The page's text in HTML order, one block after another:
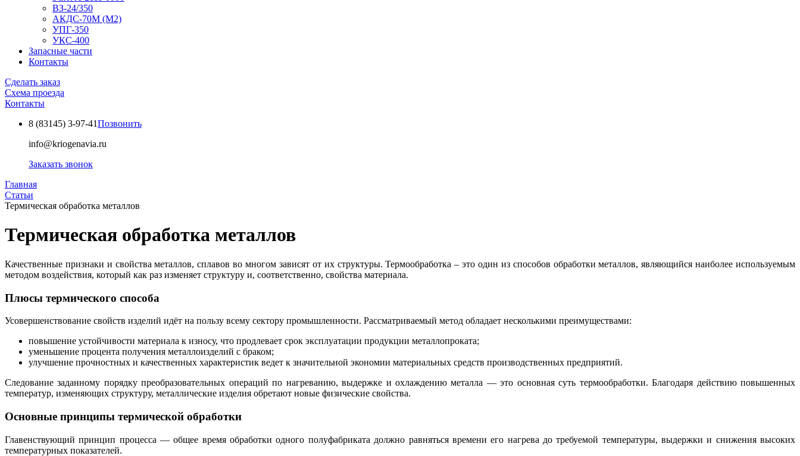
ВЗ-24/350
АКДС-70М (М2)
УПГ-350
УКС-400
Запасные части
Контакты
Сделать заказ
Схема проезда
Контакты
8 (83145) 3-97-41Позвонить
info@kriogenavia.ru
Заказать звонок
Главная
Статьи
Термическая обработка металлов
Термическая обработка металлов
Качественные признаки и свойства металлов, сплавов во многом зависят от их структуры. Термообработка – это один из способов обработки металлов, являющийся наиболее используемым
методом воздействия, который как раз изменяет структуру и, соответственно, свойства материала.
Плюсы термического способа
Усовершенствование свойств изделий идёт на пользу всему сектору промышленности. Рассматриваемый метод обладает несколькими преимуществами:
повышение устойчивости материала к износу, что продлевает срок эксплуатации продукции металлопроката;
уменьшение процента получения металлоизделий с браком;
улучшение прочностных и качественных характеристик ведет к значительной экономии материальных средств производственных предприятий.
Следование заданному порядку преобразовательных операций по нагреванию, выдержке и охлаждению металла — это основная суть термообработки. Благодаря действию повышенных
температур, изменяющих структуру, металлические изделия обретают новые физические свойства.
Основные принципы термической обработки
Главенствующий принцип процесса — общее время обработки одного полуфабриката должно равняться времени его нагрева до требуемой температуры, выдержки и снижения высоких
температурных показателей.